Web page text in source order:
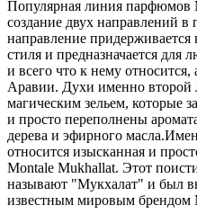
Популярная линия парфюмов
создание двух направлений в
направление придерживается
стиля и предназначается для
и всего что к нему относится,
Аравии. Духи именно второй
магическим зельем, которые
и просто переполнены
дерева и эфирного
относится изысканная и
Montale Mukhallat. Этот
называют "Мукхалат" и был
известным мировым брендом